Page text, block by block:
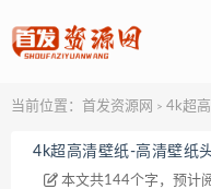
当前位置： 首发资源网 > 4k超
4k超高清壁纸-高清壁纸
本文共144个字，预计